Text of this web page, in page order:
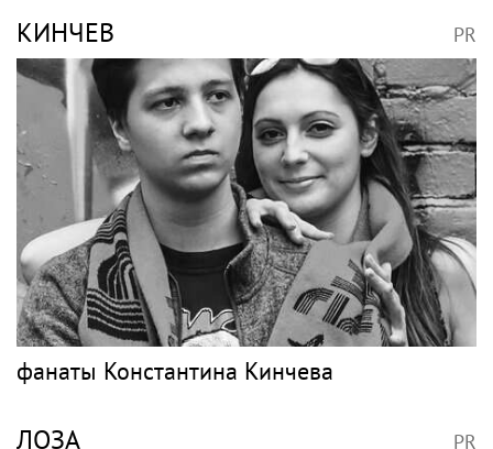
«Россети Новосибирск» минимизируют
риски повреждений ЛЭП за счет
масштабной расчистки просек
ШАРАПОВА PR